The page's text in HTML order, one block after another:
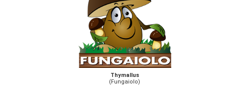
Thymallus
(Fungaiolo)